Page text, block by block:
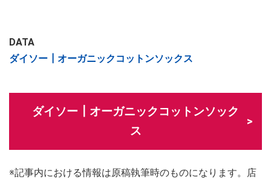
DATA
ダイソー┃オーガニックコットンソックス
ダイソー┃オーガニックコットンソック
ス
※記事内における情報は原稿執筆時のものになります。店